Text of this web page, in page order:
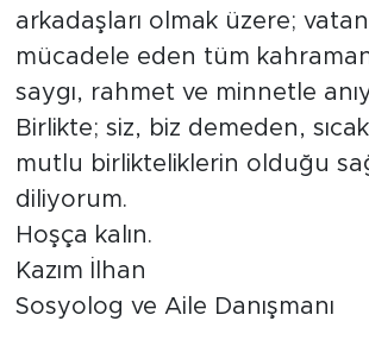
arkadaşları olmak üzere;
mücadele eden tüm
saygı, rahmet ve minnetle
Birlikte; siz, biz demeden,
mutlu birlikteliklerin olduğu
diliyorum.
Hoşça kalın.
Kazım İlhan
Sosyolog ve Aile Danışmanı